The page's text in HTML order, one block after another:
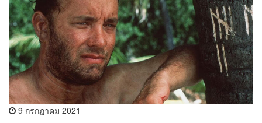
9 กรกฎาคม 2021